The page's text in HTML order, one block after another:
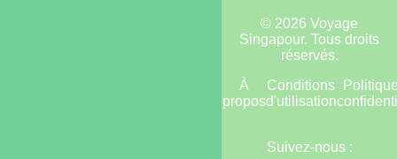
© 2026 Voyage
Singapour. Tous droits
réservés.
À
propos
Conditions
d'utilisation
Suivez-nous :